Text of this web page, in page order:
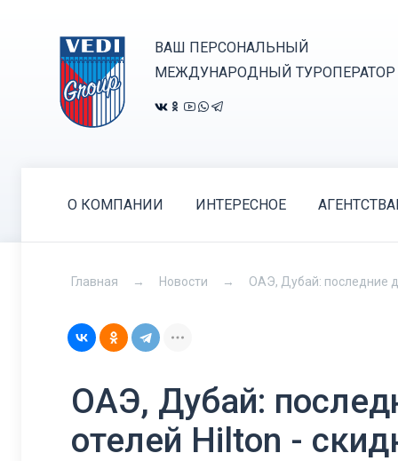
ВАШ ПЕРСОНАЛЬНЫЙ
МЕЖДУНАРОДНЫЙ ТУРОПЕРАТОР
О КОМПАНИИ ИНТЕРЕСНОЕ
Главная Новости ОАЭ, Дубай: последние
ОАЭ, Дубай:
отелей Hilton -